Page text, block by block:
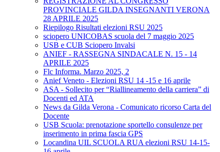
PROVINCIALE GILDA INSEGNANTI VERONA
28 APRILE 2025
Riepilogo Risultati elezioni RSU 2025
sciopero UNICOBAS scuola del 7 maggio 2025
USB e CUB Sciopero Invalsi
ANIEF - RASSEGNA SINDACALE N. 15 - 14
APRILE 2025
Flc Informa. Marzo 2025, 2
Anief Veneto - Elezioni RSU 14 -15 e 16 aprile
ASA - Sollecito per “Riallineamento della carriera” di
Docenti ed ATA
News da Gilda Verona - Comunicato ricorso Carta del
Docente
USB Scuola: prenotazione sportello consulenze per
inserimento in prima fascia GPS
Locandina UIL SCUOLA RUA elezioni RSU 14-15-